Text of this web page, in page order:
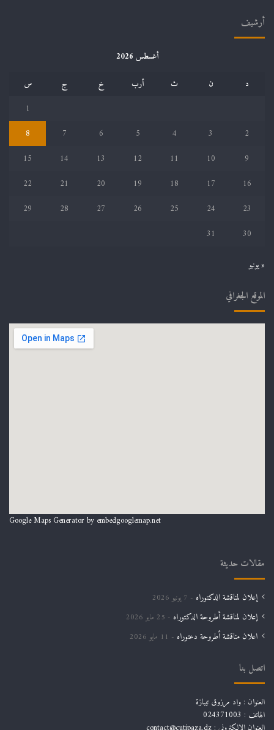
أرشيف
أغسطس 2026
د
ن ث أرب خ ج
س
1
2
3
4
5
6
7
8
9
10
11
12
13
14
15
16
17
18
19
20
21
22
23
24
25
26
27
28
29
30
31
« يونيو
الموقع الجغرافي
Google Maps Generator by embedgooglemap.net
مقالات حديثة
إعلان لمناقشة الدكتوراه 7 يونيو 2026
إعلان لمناقشة أطروحة الدكتوراه 25 مايو 2026
اعلان مناقشة أطروحة دعتوراه 11 مايو 2026
اتصل بنا
العنوان : واد مرزوق تيبازة
الهاتف : 024371003